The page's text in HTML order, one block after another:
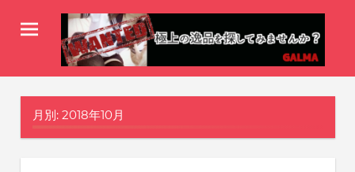
ン
ャ
wanted-
月別: 2018年10月